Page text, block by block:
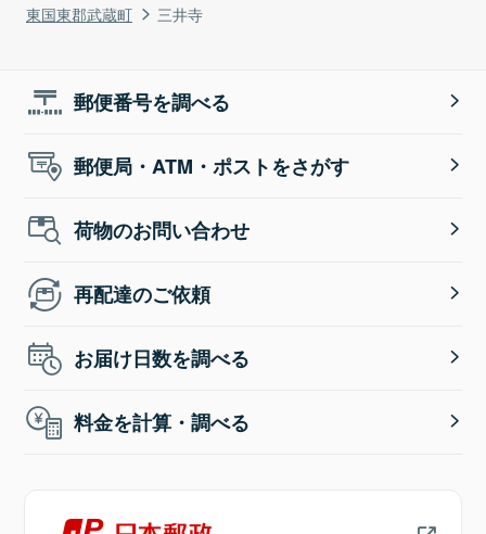
東国東郡武蔵町
三井寺
郵便番号を調べる
郵便局・ATM・ポストをさがす
荷物のお問い合わせ
再配達のご依頼
お届け日数を調べる
料金を計算・調べる